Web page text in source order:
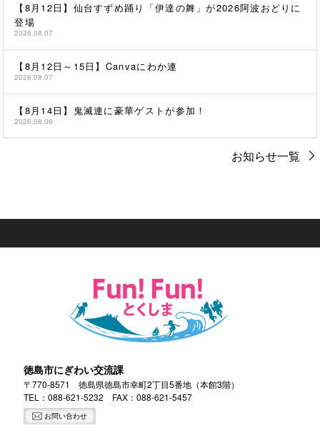
【8月12日】仙台すずめ踊り「伊達の舞」が2026阿波おどりに
登場
2026.08.07
【8月12日～15日】Canvaにわか連
2026.08.07
【8月14日】鬼滅連に豪華ゲストが参加！
2026.08.06
お知らせ一覧
徳島市にぎわい交流課
〒770-8571 徳島県徳島市幸町2丁目5番地（本館3階）
TEL：088-621-5232 FAX：088-621-5457
お問い合わせ